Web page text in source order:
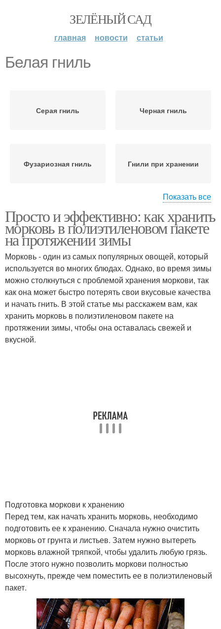
ЗЕЛЁНЫЙ САД
главная новости статьи
Белая гниль
Серая гниль Черная гниль
Фузариозная гниль Гнили при хранении
Корневая гниль
Показать все
Просто и эффективно: как хранить
морковь в полиэтиленовом пакете
на протяжении зимы
Морковь - один из самых популярных овощей, который
используется во многих блюдах. Однако, во время зимы
можно столкнуться с проблемой хранения моркови, так
как она может быстро потерять свои вкусовые качества
и начать гнить. В этой статье мы расскажем вам, как
хранить морковь в полиэтиленовом пакете на
протяжении зимы, чтобы она оставалась свежей и
вкусной.
Подготовка моркови к хранению
Перед тем, как начать хранить морковь, необходимо
подготовить ее к хранению. Сначала нужно очистить
морковь от грунта и листьев. Затем нужно вытереть
морковь влажной тряпкой, чтобы удалить любую грязь.
После этого нужно позволить моркови полностью
высохнуть, прежде чем поместить ее в полиэтиленовый
пакет.